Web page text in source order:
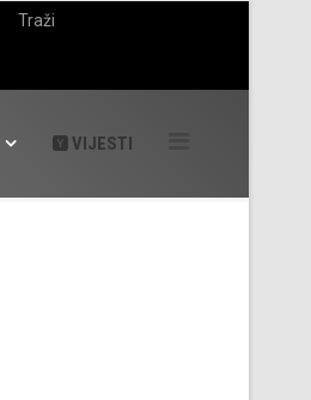
VIJESTI